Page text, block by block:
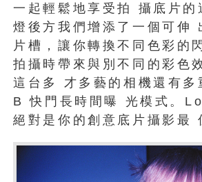
一起輕鬆地享受拍 攝底片的
燈後方我們增添了一個可伸
片槽，讓你轉換不同色彩的
拍攝時帶來與別不同的彩色
這台多 才多藝的相機還有多
B 快門長時間曝 光模式。
絕對是你的創意底片攝影最